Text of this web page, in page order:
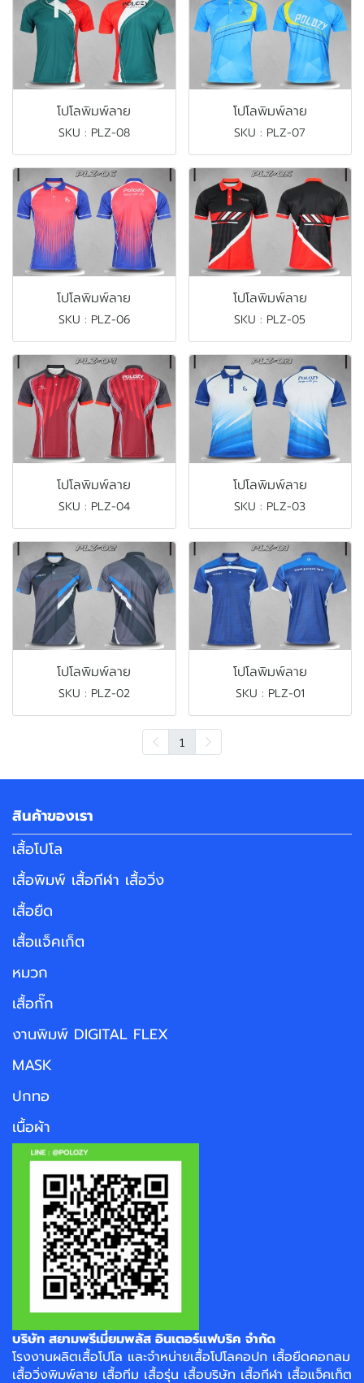
โปโลพิมพ์ลาย
SKU : PLZ-08
โปโลพิมพ์ลาย
SKU : PLZ-07
โปโลพิมพ์ลาย
SKU : PLZ-06
โปโลพิมพ์ลาย
SKU : PLZ-05
โปโลพิมพ์ลาย
SKU : PLZ-04
โปโลพิมพ์ลาย
SKU : PLZ-03
โปโลพิมพ์ลาย
SKU : PLZ-02
โปโลพิมพ์ลาย
SKU : PLZ-01
1
สินค้าของเรา
เสื้อโปโล
เสื้อพิมพ์ เสื้อกีฬา เสื้อวิ่ง
เสื้อยืด
เสื้อแจ็คเก็ต
หมวก
เสื้อกั๊ก
งานพิมพ์ DIGITAL FLEX
MASK
ปกทอ
เนื้อผ้า
บริษัท สยามพรีเมี่ยมพลัส อินเตอร์แฟบริค จำกัด
โรงงานผลิตเสื้อโปโล และจำหน่ายเสื้อโปโลคอปก เสื้อยืดคอกลม
เสื้อวิ่งพิมพ์ลาย เสื้อทีม เสื้อรุ่น เสื้อบริษัท เสื้อกีฬา เสื้อแจ็คเก็ต